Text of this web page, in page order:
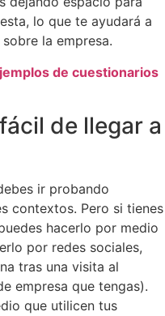
lo que te ayudará a
la empresa.
de cuestionarios
de llegar a
ir probando
contextos. Pero si tienes
hacerlo por medio
por redes sociales,
tras una visita al
empresa que tengas).
que utilicen tus